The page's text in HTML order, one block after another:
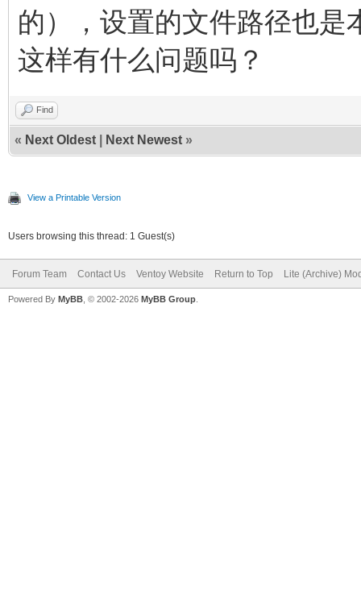
的），设置的文件路径也是
这样有什么问题吗？
Find
« Next Oldest Next Newest »
View a Printable Version
Users browsing this thread: 1 Guest(s)
Forum Team Contact Us Ventoy Website Return to Top Lite (Archive)
Powered By MyBB , © 2002-2026 MyBB Group